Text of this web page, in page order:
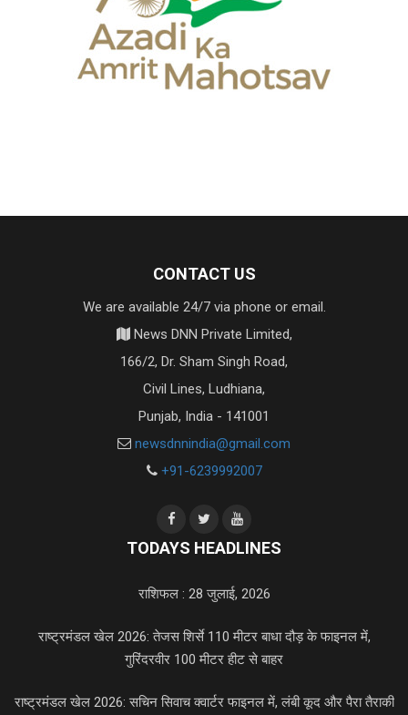
CONTACT US
We are available 24/7 via phone or email.
News DNN Private Limited,
166/2, Dr. Sham Singh Road,
Civil Lines, Ludhiana,
Punjab, India - 141001
newsdnnindia@gmail.com
+91-6239992007
TODAYS HEADLINES
राशिफल : 28 जुलाई, 2026
राष्ट्रमंडल खेल 2026: तेजस शिर्से 110 मीटर बाधा दौड़ के फाइनल में,
गुरिंदरवीर 100 मीटर हीट से बाहर
राष्ट्रमंडल खेल 2026: सचिन सिवाच क्वार्टर फाइनल में, लंबी कूद और पैरा तैराकी